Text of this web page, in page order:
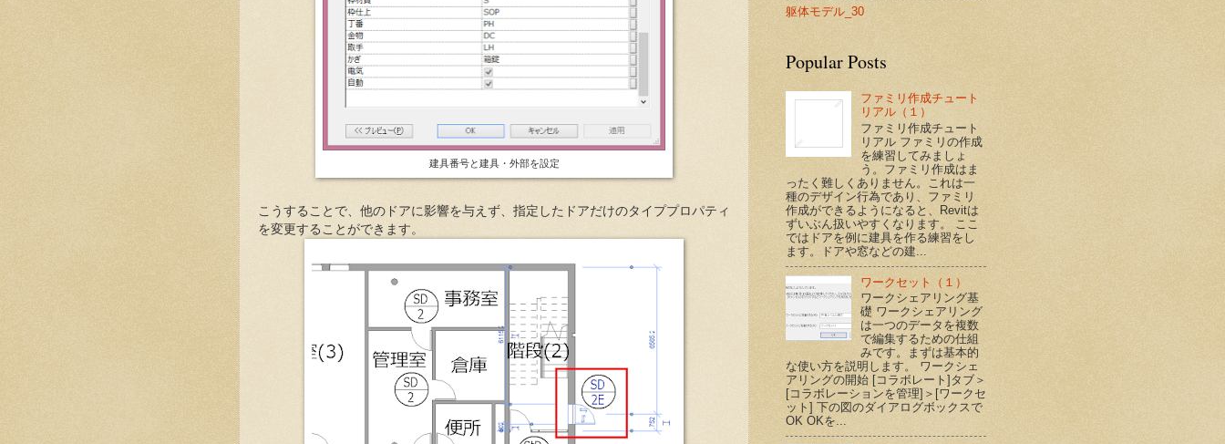
建具番号と建具・外部を設定
こうすることで、他のドアに影響を与えず、指定したドアだけのタイププロパティ
を変更することができます。
躯体モデル_30
Popular Posts
ファミリ作成チュート
リアル（１）
ファミリ作成チュート
リアル ファミリの作成
を練習してみましょ
う。ファミリ作成はま
ったく難しくありません。これは一
種のデザイン行為であり、ファミリ
作成ができるようになると、Revitは
ずいぶん扱いやすくなります。 ここ
ではドアを例に建具を作る練習をし
ます。ドアや窓などの建...
ワークセット（１）
ワークシェアリング基
礎 ワークシェアリング
は一つのデータを複数
で編集するための仕組
みです。まずは基本的
な使い方を説明します。 ワークシェ
アリングの開始 [コラボレート]タブ＞
[コラボレーションを管理]＞[ワークセ
ット] 下の図のダイアログボックスで
OK OKを...